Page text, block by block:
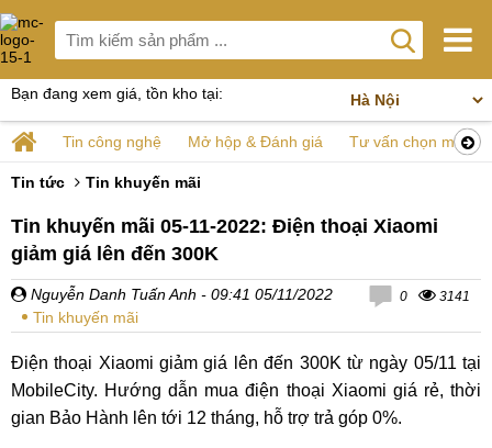
Bạn đang xem giá, tồn kho tại:
Tin công nghệ Mở hộp & Đánh giá Tư vấn chọn mua
Tin tức Tin khuyến mãi
Tin khuyến mãi 05-11-2022: Điện thoại Xiaomi
giảm giá lên đến 300K
Nguyễn Danh Tuấn Anh - 09:41 05/11/2022
Tin khuyến mãi
0 3141
Điện thoại Xiaomi giảm giá lên đến 300K từ ngày 05/11 tại
MobileCity. Hướng dẫn mua điện thoại Xiaomi giá rẻ, thời
gian Bảo Hành lên tới 12 tháng, hỗ trợ trả góp 0%.